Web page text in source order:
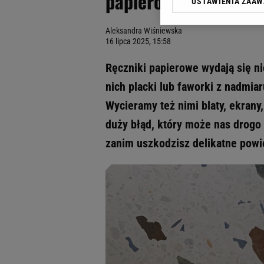
Aleksandra Wiśniewska
16 lipca 2025, 15:58
Ręczniki papierowe wydają się
nich placki lub faworki z
Wycieramy też nimi blaty,
duży błąd, który może nas
zanim uszkodzisz delikatne
Klikając „Akceptuję”
dotyczące plików
My, nasi Zaufani
Użycie dokładnych
Przechowywanie
badnie odbiorców i